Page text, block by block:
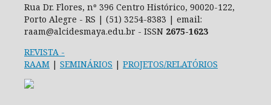
Rua Dr. Flores, nº 396 Centro Histórico, 90020-122,
Porto Alegre - RS | (51) 3254-8383 | email:
raam@alcidesmaya.edu.br - ISSN 2675-1623
REVISTA -
RAAM | SEMINÁRIOS | PROJETOS/RELATÓRIOS